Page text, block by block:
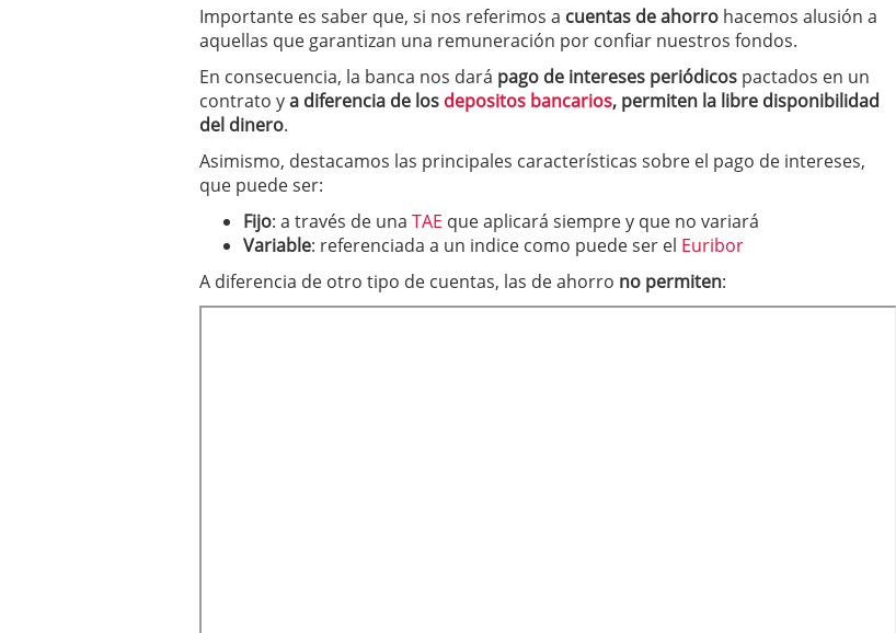
Importante es saber que, si nos referimos a cuentas de ahorro hacemos alusión a
aquellas que garantizan una remuneración por confiar nuestros fondos.
En consecuencia, la banca nos dará pago de intereses periódicos pactados en un
contrato ya diferencia de los depositos bancarios, permiten la libre disponibilidad
del dinero.
Asimismo, destacamos las principales características sobre el pago de intereses,
que puede ser:
Fijo: a través de una TAE que aplicará siempre y que no variará
Variable: referenciada a un indice como puede ser el Euribor
A diferencia de otro tipo de cuentas, las de ahorro no permiten: